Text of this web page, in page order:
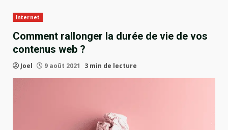
Internet
Comment rallonger la durée de vie de vos
contenus web ?
Joel 9 août 2021 3 min de lecture